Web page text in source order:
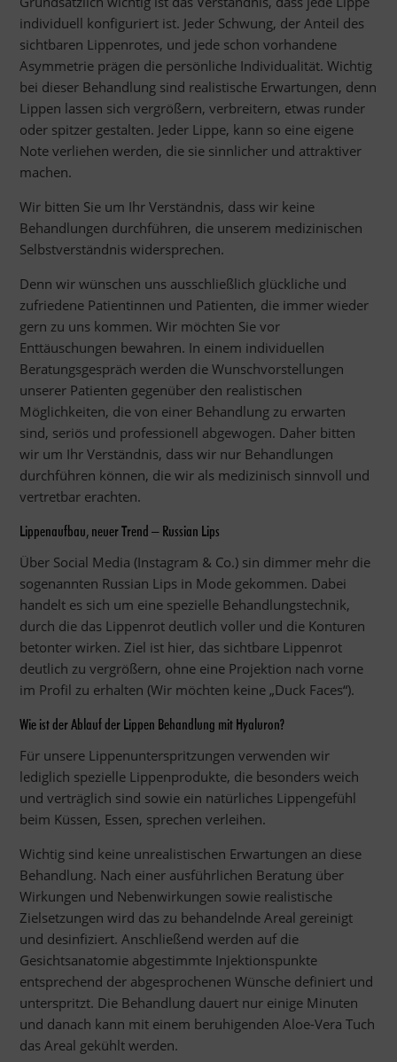
individuell konfiguriert ist. Jeder Schwung, der Anteil des
sichtbaren Lippenrotes, und jede schon vorhandene
Asymmetrie prägen die persönliche Individualität. Wichtig
bei dieser Behandlung sind realistische Erwartungen, denn
Lippen lassen sich vergrößern, verbreitern, etwas runder
oder spitzer gestalten. Jeder Lippe, kann so eine eigene
Note verliehen werden, die sie sinnlicher und attraktiver
machen.
Wir bitten Sie um Ihr Verständnis, dass wir keine
Behandlungen durchführen, die unserem medizinischen
Selbstverständnis widersprechen.
Denn wir wünschen uns ausschließlich glückliche und
zufriedene Patientinnen und Patienten, die immer wieder
gern zu uns kommen. Wir möchten Sie vor
Enttäuschungen bewahren. In einem individuellen
Beratungsgespräch werden die Wunschvorstellungen
unserer Patienten gegenüber den realistischen
Möglichkeiten, die von einer Behandlung zu erwarten
sind, seriös und professionell abgewogen. Daher bitten
wir um Ihr Verständnis, dass wir nur Behandlungen
durchführen können, die wir als medizinisch sinnvoll und
vertretbar erachten.
Lippenaufbau, neuer Trend – Russian Lips
Über Social Media (Instagram & Co.) sin dimmer mehr die
sogenannten Russian Lips in Mode gekommen. Dabei
handelt es sich um eine spezielle Behandlungstechnik,
durch die das Lippenrot deutlich voller und die Konturen
betonter wirken. Ziel ist hier, das sichtbare Lippenrot
deutlich zu vergrößern, ohne eine Projektion nach vorne
im Profil zu erhalten (Wir möchten keine „Duck Faces“).
Wie ist der Ablauf der Lippen Behandlung mit Hyaluron?
Für unsere Lippenunterspritzungen verwenden wir
lediglich spezielle Lippenprodukte, die besonders weich
und verträglich sind sowie ein natürliches Lippengefühl
beim Küssen, Essen, sprechen verleihen.
Wichtig sind keine unrealistischen Erwartungen an diese
Behandlung. Nach einer ausführlichen Beratung über
Wirkungen und Nebenwirkungen sowie realistische
Zielsetzungen wird das zu behandelnde Areal gereinigt
und desinfiziert. Anschließend werden auf die
Gesichtsanatomie abgestimmte Injektionspunkte
entsprechend der abgesprochenen Wünsche definiert und
unterspritzt. Die Behandlung dauert nur einige Minuten
und danach kann mit einem beruhigenden Aloe-Vera Tuch
das Areal gekühlt werden.